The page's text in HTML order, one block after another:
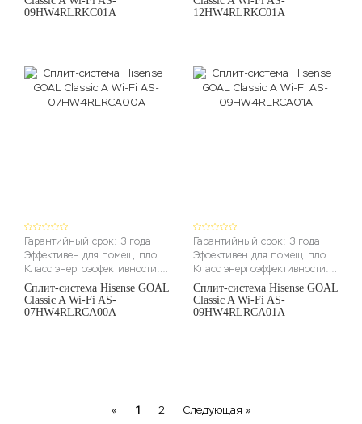
09HW4RLRKC01A
12HW4RLRKC01A
Гарантийный срок: 3 года
Эффективен для помещ. площадью до (м2): до 22м2
Класс энергоэффективности: A
Сплит-система Hisense GOAL
Classic A Wi-Fi AS-
07HW4RLRCA00A
Гарантийный срок: 3 года
Эффективен для помещ. площадью до (м2): до 27м2
Класс энергоэффективности: A
Сплит-система Hisense GOAL
Classic A Wi-Fi AS-
09HW4RLRCA01A
«Previous
1 2 Следующая »Next